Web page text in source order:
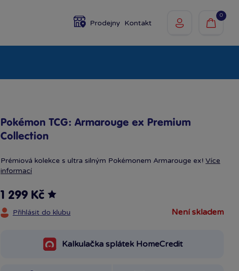
Prodejny Kontakt
0
Pokémon TCG: Armarouge ex Premium
Collection
Prémiová kolekce s ultra silným Pokémonem Armarouge ex! Více
informací
1 299 Kč
Přihlásit do klubu není skladem
Kalkulačka splátek HomeCredit